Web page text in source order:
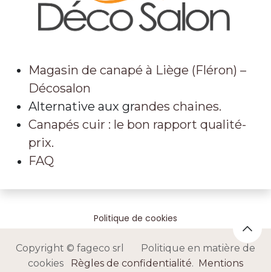
Magasin de canapé à Liège (Fléron) –
Décosalon
Alternative aux grandes chaines.
Canapés cuir : le bon rapport qualité-
prix.
FAQ
Politique de cookies
Copyright © fageco srl Politique en matière de
cookies Règles de confidentialité. Mentions